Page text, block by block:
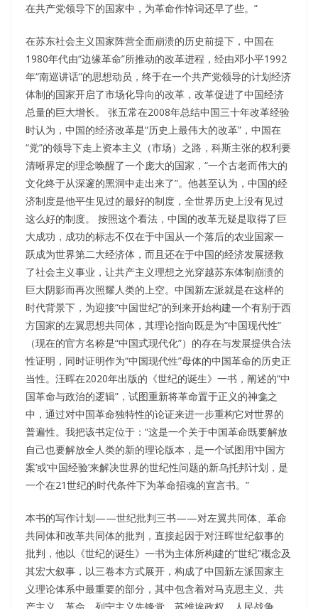
在共产党领导下的国家中，为革命作悼词还早了些。”
在苏东社会主义国家阵营全面崩溃的历史前提下，中国在
1980年代由“边缘革命”所推动的改革进程，经由邓小平1992
年“南巡讲话”的思想动员，终于在一个共产党领导的计划经济
体制的国家开启了市场化导向的改革，改革促进了中国经济
总量的巨大增长。 张五常在2008年总结中国三十年改革经验
时认为，中国的经济改革是“历史上最伟大的改革”，中国在
“党”的领导下走上资本主义（市场）之路，科斯主张的权利要
清晰界定的理念唤醒了一个庞大的国家，“一个古老而伟大的
文化终于从深邃的黑洞中走出来了”。他甚至认为，中国的经
济制度是他平生见过的最好的制度，全世界历史上没有见过
这么好的制度。 按照这个看法，中国的改革无疑是取得了巨
大成功，成功的标志不仅在于中国从一个落后的农业国家一
跃成为世界第二大经济体，而且还在于中国的经济发展拯救
了社会主义事业，让共产主义理想之光穿越苏东体制崩溃的
巨大阴影而再次照耀人类的上空。中国新左派就是在这样的
时代背景下，为迎接“中国世纪”的到来开始构建一个有别于西
方国家的左翼思想共同体，其理论指向既是为“中国现代性”
（现在的官方名称是“中国式现代化”）的存在与发展提供合法
性证明，同时证明作为“中国现代性”母体的中国革命的历史正
当性。汪晖在2020年出版的《世纪的诞生》一书，阐述的“中
国革命与政治的逻辑”，试图重新将革命置于正义的神龛之
中，通过对中国革命独特性的论证来进一步重构它对世界的
普遍性。我把该书定位于：“这是一个关于中国革命既要解放
自己也要解放全人类的新的理论版本，是一个试图用‘中国方
案’或‘中国经验’来解决世界的世纪性问题的新乌托邦计划，是
一个在21世纪的时代条件下为革命招魂的宣言书。”
本书的写作计划——世纪批判三书——对左翼共同体、革命
共同体和改革共同体的批判，直接起因于对汪晖世纪叙事的
批判，他以《世纪的诞生》一书为主体所构建的“世纪”概念及
其宏大叙事，以三卷本方式展开，构成了中国新左派国家主
义理论体系中最重要的部分，其中包含着对马克思主义、共
产主义、革命、列宁主义先锋党、苏维埃政权、人民战争、